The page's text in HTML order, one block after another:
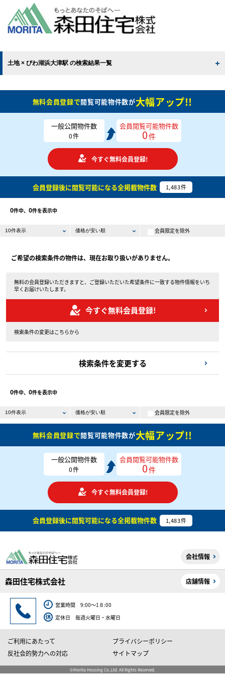
土地 × びわ湖浜大津駅 の検索結果一覧
無料会員登録で閲覧可能物件数が大幅アップ!!
一般公開物件数
0件
会員閲覧可能物件数
0件
今すぐ無料会員登録!
会員登録後に閲覧可能になる全掲載物件数 1,483件
0件中、 0件を表示中
会員限定を除外
ご希望の検索条件の物件は、現在お取り扱いがありません。
無料の会員登録いただきますと、ご登録いただいた希望条件に一致する物件情報をいち
早くお届けいたします。
今すぐ無料会員登録!
検索条件の変更はこちらから
検索条件を変更する
0件中、 0件を表示中
会員限定を除外
無料会員登録で閲覧可能物件数が大幅アップ!!
一般公開物件数
0件
会員閲覧可能物件数
0件
今すぐ無料会員登録!
会員登録後に閲覧可能になる全掲載物件数 1,483件
会社情報
森田住宅株式会社 店舗情報
営業時間 9:00～1８:00
定休日 毎週火曜日・水曜日
ご利用にあたって
プライバシーポリシー
反社会的勢力への対応
サイトマップ
©Morita Housing Co.,Ltd. All Rights Reserved.